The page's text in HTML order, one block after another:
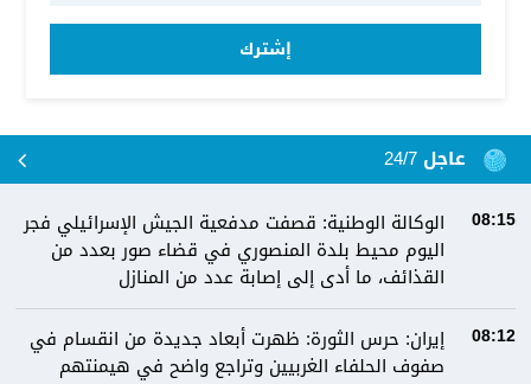
إشترك
عاجل 24/7
08:15
الوكالة الوطنية: قصفت مدفعية الجيش الإسرائيلي فجر
اليوم محيط بلدة المنصوري في قضاء صور بعدد من
القذائف، ما أدى إلى إصابة عدد من المنازل
08:12
إيران: حرس الثورة: ظهرت أبعاد جديدة من انقسام في
صفوف الحلفاء الغربيين وتراجع واضح في هيمنتهم